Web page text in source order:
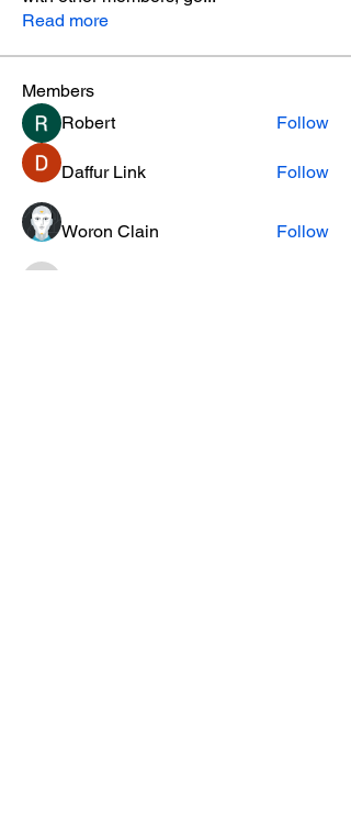
Read more
Members
Robert
Follow
Daffur Link Follow
Woron Clain Follow